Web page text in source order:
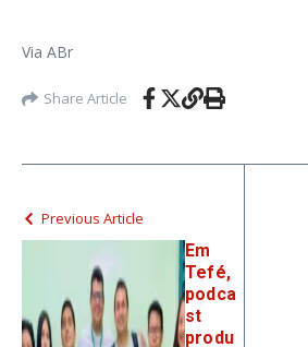
Via ABr
Share Article
Previous Article
Em
Tefé,
podca
st
produ